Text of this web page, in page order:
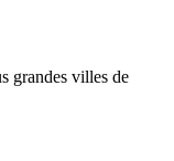
grandes villes de